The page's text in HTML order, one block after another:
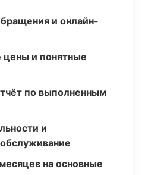
и онлайн-
и понятные
по выполненным
и
на основные